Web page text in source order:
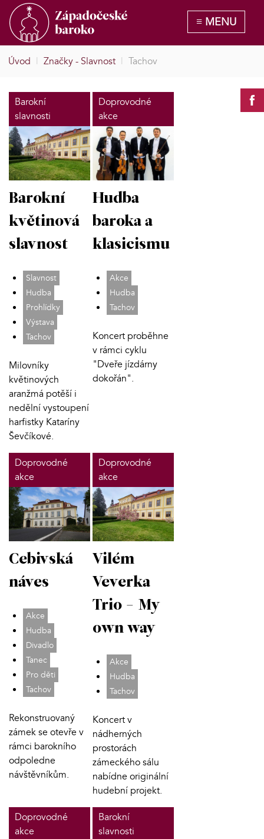
Úvod | Značky - Slavnost | Tachov
Barokní
slavnosti
Barokní
květinová
slavnost
Slavnost
Hudba
Prohlídky
Výstava
Tachov
Milovníky
květinových
aranžmá potěší i
nedělní vystoupení
harfistky Kataríny
Ševčíkové.
Doprovodné
akce
Hudba
baroka a
klasicismu
Akce
Hudba
Tachov
Koncert proběhne
v rámci cyklu
"Dveře jízdárny
dokořán".
Doprovodné
akce
Cebivská
náves
Akce
Hudba
Divadlo
Tanec
Pro děti
Tachov
Rekonstruovaný
zámek se otevře v
rámci barokního
odpoledne
návštěvníkům.
Doprovodné
akce
Vilém
Veverka
Trio - My
own way
Akce
Hudba
Tachov
Koncert v
nádherných
prostorách
zámeckého sálu
nabídne originální
hudební projekt.
Doprovodné
akce
Barokní
slavnosti